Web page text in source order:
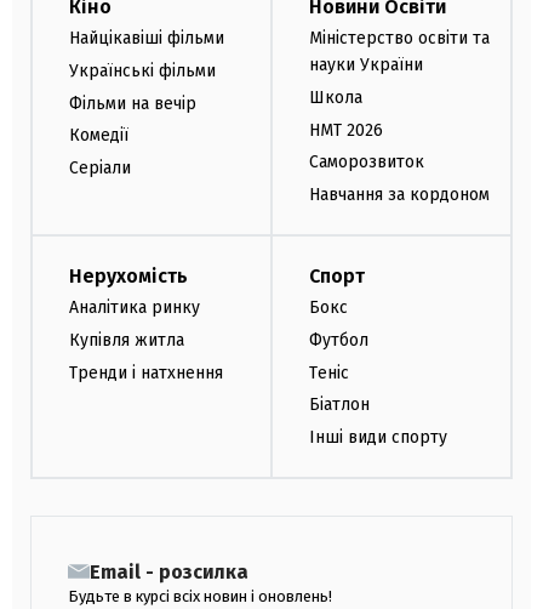
Кіно
Найцікавіші фільми
Українські фільми
Фільми на вечір
Комедії
Серіали
Новини Освіти
Міністерство освіти та
науки України
Школа
НМТ 2026
Саморозвиток
Навчання за кордоном
Нерухомість
Аналітика ринку
Купівля житла
Тренди і натхнення
Спорт
Бокс
Футбол
Теніс
Біатлон
Інші види спорту
Email - розсилка
Будьте в курсі всіх новин і оновлень!